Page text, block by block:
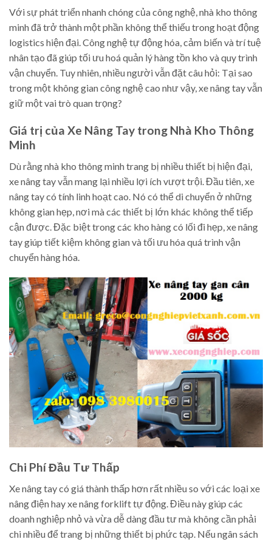
Với sự phát triển nhanh chóng của công nghệ, nhà kho thông
minh đã trở thành một phần không thể thiếu trong hoạt động
logistics hiện đại. Công nghệ tự động hóa, cảm biến và trí tuệ
nhân tạo đã giúp tối ưu hoá quản lý hàng tồn kho và quy trình
vận chuyển. Tuy nhiên, nhiều người vẫn đặt câu hỏi: Tại sao
trong một không gian công nghệ cao như vậy, xe nâng tay vẫn
giữ một vai trò quan trọng?
Giá trị của Xe Nâng Tay trong Nhà Kho Thông
Minh
Dù rằng nhà kho thông minh trang bị nhiều thiết bị hiện đại,
xe nâng tay vẫn mang lại nhiều lợi ích vượt trội. Đầu tiên, xe
nâng tay có tính linh hoạt cao. Nó có thể di chuyển ở những
không gian hẹp, nơi mà các thiết bị lớn khác không thể tiếp
cận được. Đặc biệt trong các kho hàng có lối đi hẹp, xe nâng
tay giúp tiết kiệm không gian và tối ưu hóa quá trình vận
chuyển hàng hóa.
Chi Phí Đầu Tư Thấp
Xe nâng tay có giá thành thấp hơn rất nhiều so với các loại xe
nâng điện hay xe nâng forklift tự động. Điều này giúp các
doanh nghiệp nhỏ và vừa dễ dàng đầu tư mà không cần phải
chi nhiều để trang bị những thiết bị phức tạp. Nếu ngân sách